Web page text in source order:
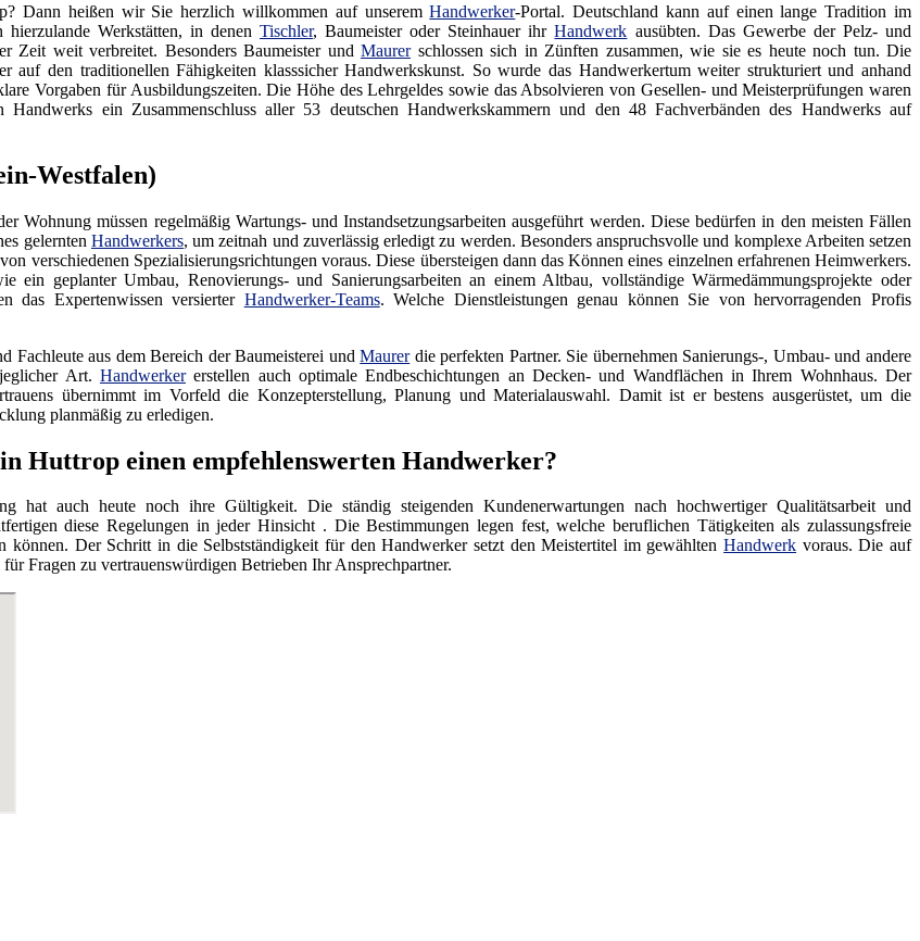
Dann heißen wir Sie herzlich willkommen auf unseremHandwerker-Portal. Deutschland kann auf einen lange Tradition im
Werkstätten, in denen Tischler, Baumeister oder Steinhauer ihrHandwerk ausübten. Das Gewerbe der Pelz- und
Zeit weit verbreitet. Besonders Baumeister und Maurerschlossen sich in Zünften zusammen, wie sie es heute noch tun. Die
auf den traditionellen Fähigkeiten klasssicher Handwerkskunst. So wurde das Handwerkertum weiter strukturiert und anhand
Vorgaben für Ausbildungszeiten. Die Höhe des Lehrgeldes sowie das Absolvieren von Gesellen- und Meisterprüfungen waren
Handwerks ein Zusammenschluss aller 53 deutschen Handwerkskammern und den 48 Fachverbänden des Handwerks auf
Westfalen)
Wohnung müssen regelmäßig Wartungs- und Instandsetzungsarbeiten ausgeführt werden. Diese bedürfen in den meisten Fällen
gelernten Handwerkers, um zeitnah und zuverlässig erledigt zu werden. Besonders anspruchsvolle und komplexe Arbeiten setzen
verschiedenen Spezialisierungsrichtungen voraus. Diese übersteigen dann das Können eines einzelnen erfahrenen Heimwerkers.
ein geplanter Umbau, Renovierungs- und Sanierungsarbeiten an einem Altbau, vollständige Wärmedämmungsprojekte oder
das Expertenwissen versierter Handwerker-Teams. Welche Dienstleistungen genau können Sie von hervorragenden Profis
Fachleute aus dem Bereich der Baumeisterei undMaurerdie perfekten Partner. Sie übernehmen Sanierungs-, Umbau- und andere
Art. Handwerkererstellen auch optimale Endbeschichtungen an Decken- und Wandflächen in Ihrem Wohnhaus. Der
übernimmt im Vorfeld die Konzepterstellung, Planung und Materialauswahl. Damit ist er bestens ausgerüstet, um die
planmäßig zu erledigen.
Huttrop einen empfehlenswerten Handwerker?
hat auch heute noch ihre Gültigkeit. Die ständig steigenden Kundenerwartungen nach hochwertiger Qualitätsarbeit und
diese Regelungen in jeder Hinsicht . Die Bestimmungen legen fest, welche beruflichen Tätigkeiten als zulassungsfreie
können. Der Schritt in die Selbstständigkeit für den Handwerker setzt den Meistertitel im gewähltenHandwerk voraus. Die auf
Fragen zu vertrauenswürdigen Betrieben Ihr Ansprechpartner.